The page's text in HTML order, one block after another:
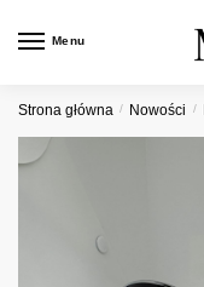
Menu
Strona główna / Nowości /